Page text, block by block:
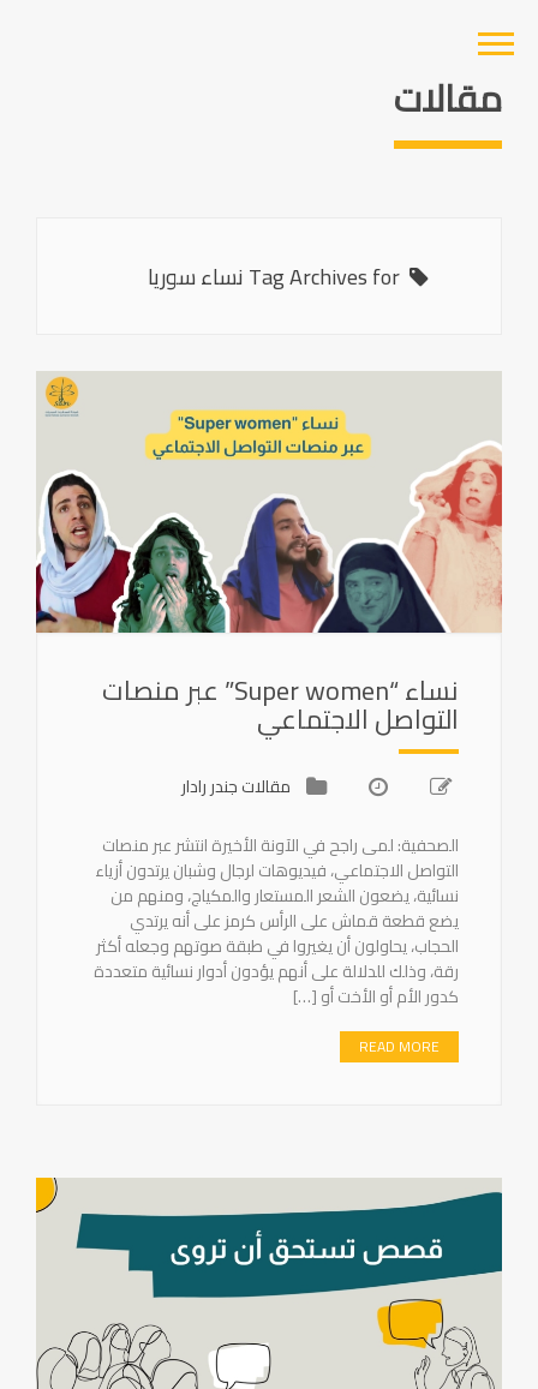
مقالات
نساء “Super women” عبر منصات
التواصل الاجتماعي
مقالات جندر رادار
الصحفية: لمى راجح في الآونة الأخيرة انتشر عبر منصات
التواصل الاجتماعي، فيديوهات لرجال وشبان يرتدون أزياء
نسائية، يضعون الشعر المستعار والمكياج، ومنهم من
يضع قطعة قماش على الرأس كرمز على أنه يرتدي
الحجاب، يحاولون أن يغيروا في طبقة صوتهم وجعله أكثر
رقة، وذلك للدلالة على أنهم يؤدون أدوار نسائية متعددة
كدور الأم أو الأخت أو […]
READ MORE